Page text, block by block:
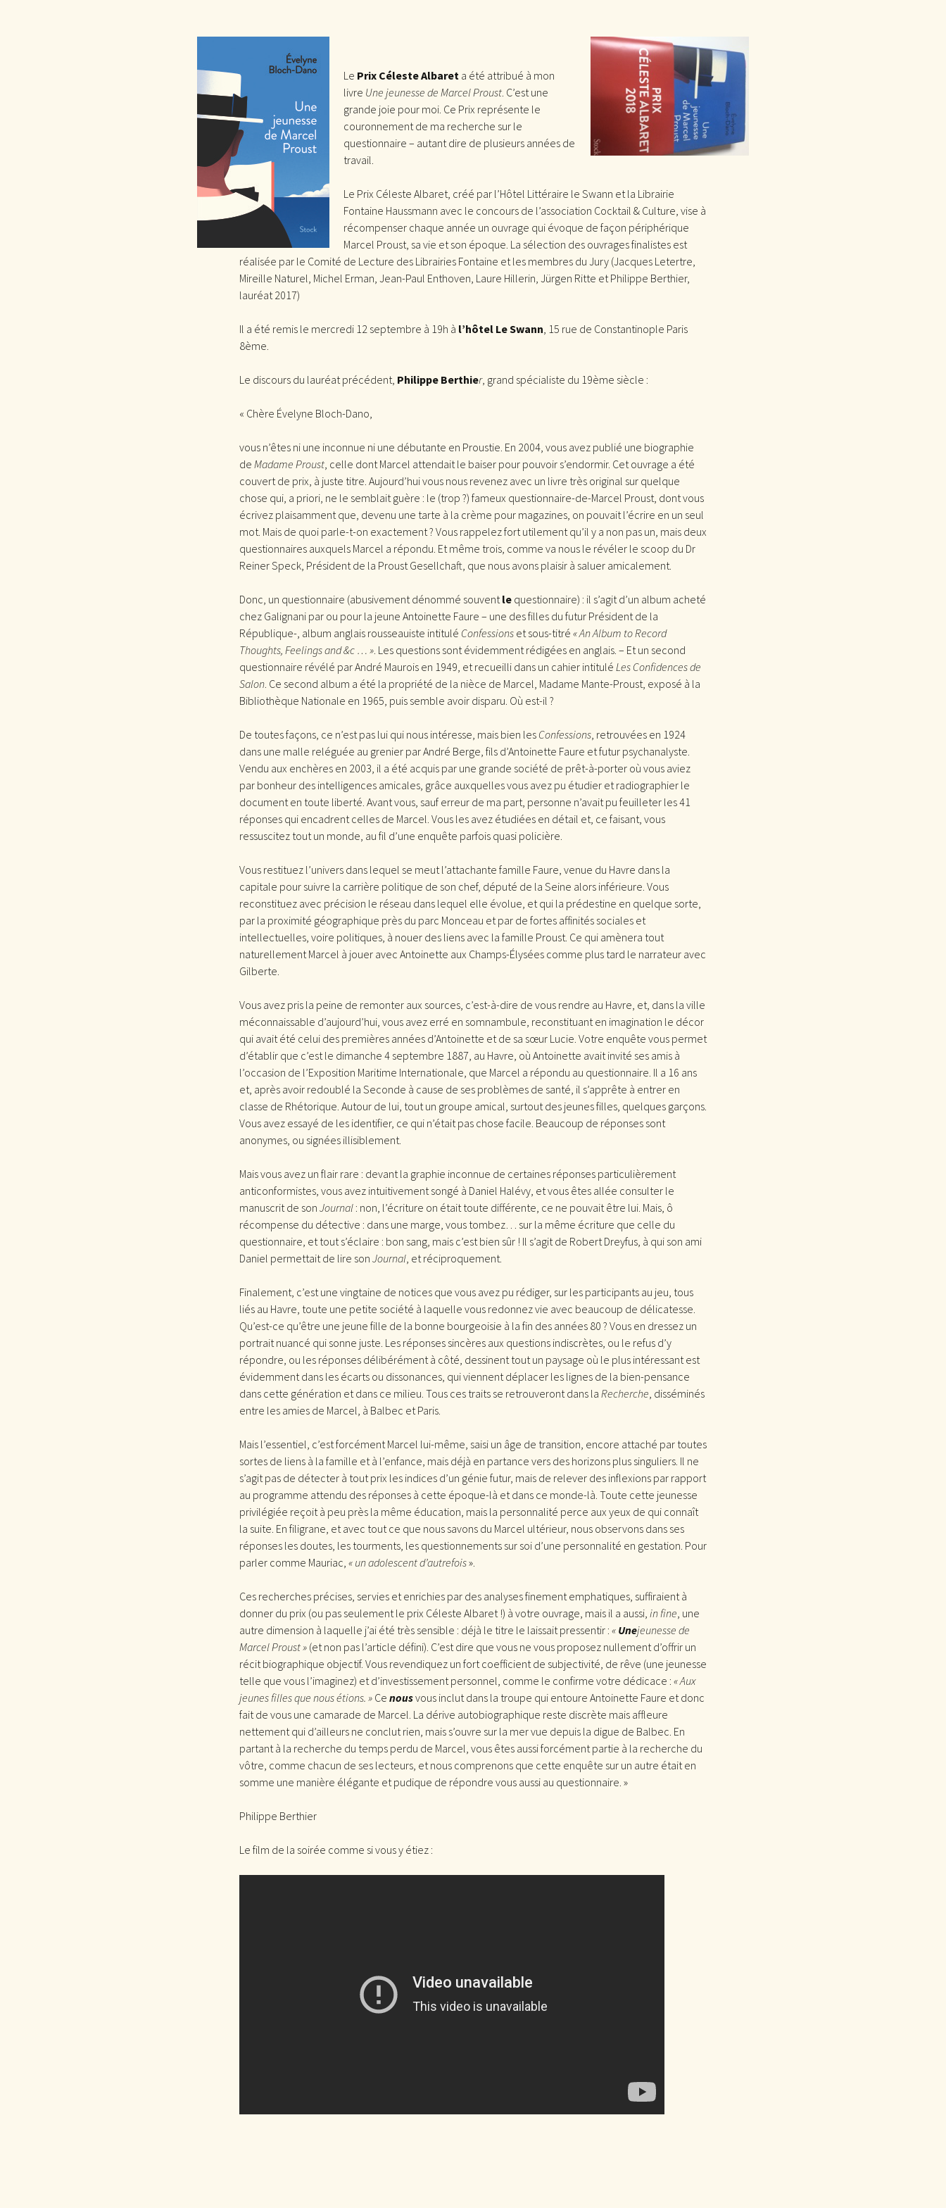
Le Prix Céleste Albaret a été attribué à mon
livre Une jeunesse de Marcel Proust. C’est une
grande joie pour moi. Ce Prix représente le
couronnement de ma recherche sur le
questionnaire – autant dire de plusieurs années de
travail.
Le Prix Céleste Albaret, créé par l’Hôtel Littéraire le Swann et la Librairie
Fontaine Haussmann avec le concours de l’association Cocktail & Culture, vise à
récompenser chaque année un ouvrage qui évoque de façon périphérique
Marcel Proust, sa vie et son époque. La sélection des ouvrages finalistes est
réalisée par le Comité de Lecture des Librairies Fontaine et les membres du Jury (Jacques Letertre,
Mireille Naturel, Michel Erman, Jean-Paul Enthoven, Laure Hillerin, Jürgen Ritte et Philippe Berthier,
lauréat 2017)
Il a été remis le mercredi 12 septembre à 19h à l’hôtel Le Swann, 15 rue de Constantinople Paris
8ème.
Le discours du lauréat précédent, Philippe Berthier, grand spécialiste du 19ème siècle :
« Chère Évelyne Bloch-Dano,
vous n’êtes ni une inconnue ni une débutante en Proustie. En 2004, vous avez publié une biographie
de Madame Proust, celle dont Marcel attendait le baiser pour pouvoir s’endormir. Cet ouvrage a été
couvert de prix, à juste titre. Aujourd’hui vous nous revenez avec un livre très original sur quelque
chose qui, a priori, ne le semblait guère : le (trop ?) fameux questionnaire-de-Marcel Proust, dont vous
écrivez plaisamment que, devenu une tarte à la crème pour magazines, on pouvait l’écrire en un seul
mot. Mais de quoi parle-t-on exactement ? Vous rappelez fort utilement qu’il y a non pas un, mais deux
questionnaires auxquels Marcel a répondu. Et même trois, comme va nous le révéler le scoop du Dr
Reiner Speck, Président de la Proust Gesellchaft, que nous avons plaisir à saluer amicalement.
Donc, un questionnaire (abusivement dénommé souventle questionnaire) : il s’agit d’un album acheté
chez Galignani par ou pour la jeune Antoinette Faure – une des filles du futur Président de la
République-, album anglais rousseauiste intitulé Confessions et sous-titré « An Album to Record
Thoughts, Feelings and &c … ». Les questions sont évidemment rédigées en anglais. – Et un second
questionnaire révélé par André Maurois en 1949, et recueilli dans un cahier intitulé Les Confidences de
Salon. Ce second album a été la propriété de la nièce de Marcel, Madame Mante-Proust, exposé à la
Bibliothèque Nationale en 1965, puis semble avoir disparu. Où est-il ?
De toutes façons, ce n’est pas lui qui nous intéresse, mais bien les Confessions, retrouvées en 1924
dans une malle reléguée au grenier par André Berge, fils d’Antoinette Faure et futur psychanalyste.
Vendu aux enchères en 2003, il a été acquis par une grande société de prêt-à-porter où vous aviez
par bonheur des intelligences amicales, grâce auxquelles vous avez pu étudier et radiographier le
document en toute liberté. Avant vous, sauf erreur de ma part, personne n’avait pu feuilleter les 41
réponses qui encadrent celles de Marcel. Vous les avez étudiées en détail et, ce faisant, vous
ressuscitez tout un monde, au fil d’une enquête parfois quasi policière.
Vous restituez l’univers dans lequel se meut l’attachante famille Faure, venue du Havre dans la
capitale pour suivre la carrière politique de son chef, député de la Seine alors inférieure. Vous
reconstituez avec précision le réseau dans lequel elle évolue, et qui la prédestine en quelque sorte,
par la proximité géographique près du parc Monceau et par de fortes affinités sociales et
intellectuelles, voire politiques, à nouer des liens avec la famille Proust. Ce qui amènera tout
naturellement Marcel à jouer avec Antoinette aux Champs-Élysées comme plus tard le narrateur avec
Gilberte.
Vous avez pris la peine de remonter aux sources, c’est-à-dire de vous rendre au Havre, et, dans la ville
méconnaissable d’aujourd’hui, vous avez erré en somnambule, reconstituant en imagination le décor
qui avait été celui des premières années d’Antoinette et de sa sœur Lucie. Votre enquête vous permet
d’établir que c’est le dimanche 4 septembre 1887, au Havre, où Antoinette avait invité ses amis à
l’occasion de l’Exposition Maritime Internationale, que Marcel a répondu au questionnaire. Il a 16 ans
et, après avoir redoublé la Seconde à cause de ses problèmes de santé, il s’apprête à entrer en
classe de Rhétorique. Autour de lui, tout un groupe amical, surtout des jeunes filles, quelques garçons.
Vous avez essayé de les identifier, ce qui n’était pas chose facile. Beaucoup de réponses sont
anonymes, ou signées illisiblement.
Mais vous avez un flair rare : devant la graphie inconnue de certaines réponses particulièrement
anticonformistes, vous avez intuitivement songé à Daniel Halévy, et vous êtes allée consulter le
manuscrit de son Journal : non, l’écriture on était toute différente, ce ne pouvait être lui. Mais, ô
récompense du détective : dans une marge, vous tombez… sur la même écriture que celle du
questionnaire, et tout s’éclaire : bon sang, mais c’est bien sûr ! Il s’agit de Robert Dreyfus, à qui son ami
Daniel permettait de lire son Journal, et réciproquement.
Finalement, c’est une vingtaine de notices que vous avez pu rédiger, sur les participants au jeu, tous
liés au Havre, toute une petite société à laquelle vous redonnez vie avec beaucoup de délicatesse.
Qu’est-ce qu’être une jeune fille de la bonne bourgeoisie à la fin des années 80 ? Vous en dressez un
portrait nuancé qui sonne juste. Les réponses sincères aux questions indiscrètes, ou le refus d’y
répondre, ou les réponses délibérément à côté, dessinent tout un paysage où le plus intéressant est
évidemment dans les écarts ou dissonances, qui viennent déplacer les lignes de la bien-pensance
dans cette génération et dans ce milieu. Tous ces traits se retrouveront dans la Recherche, disséminés
entre les amies de Marcel, à Balbec et Paris.
Mais l’essentiel, c’est forcément Marcel lui-même, saisi un âge de transition, encore attaché par toutes
sortes de liens à la famille et à l’enfance, mais déjà en partance vers des horizons plus singuliers. Il ne
s’agit pas de détecter à tout prix les indices d’un génie futur, mais de relever des inflexions par rapport
au programme attendu des réponses à cette époque-là et dans ce monde-là. Toute cette jeunesse
privilégiée reçoit à peu près la même éducation, mais la personnalité perce aux yeux de qui connaît
la suite. En filigrane, et avec tout ce que nous savons du Marcel ultérieur, nous observons dans ses
réponses les doutes, les tourments, les questionnements sur soi d’une personnalité en gestation. Pour
parler comme Mauriac, « un adolescent d’autrefois».
Ces recherches précises, servies et enrichies par des analyses finement emphatiques, suffiraient à
donner du prix (ou pas seulement le prix Céleste Albaret !) à votre ouvrage, mais il a aussi, in fine, une
autre dimension à laquelle j’ai été très sensible : déjà le titre le laissait pressentir : « Unejeunesse de
Marcel Proust » (et non pas l’article défini). C’est dire que vous ne vous proposez nullement d’offrir un
récit biographique objectif. Vous revendiquez un fort coefficient de subjectivité, de rêve (une jeunesse
telle que vous l’imaginez) et d’investissement personnel, comme le confirme votre dédicace : « Aux
jeunes filles que nous étions. » Ce nousvous inclut dans la troupe qui entoure Antoinette Faure et donc
fait de vous une camarade de Marcel. La dérive autobiographique reste discrète mais affleure
nettement qui d’ailleurs ne conclut rien, mais s’ouvre sur la mer vue depuis la digue de Balbec. En
partant à la recherche du temps perdu de Marcel, vous êtes aussi forcément partie à la recherche du
vôtre, comme chacun de ses lecteurs, et nous comprenons que cette enquête sur un autre était en
somme une manière élégante et pudique de répondre vous aussi au questionnaire. »
Philippe Berthier
Le film de la soirée comme si vous y étiez :